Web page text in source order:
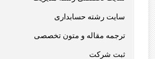
سایت رشته حسابداری
ترجمه مقاله و متون تخصصی
ثبت شرکت